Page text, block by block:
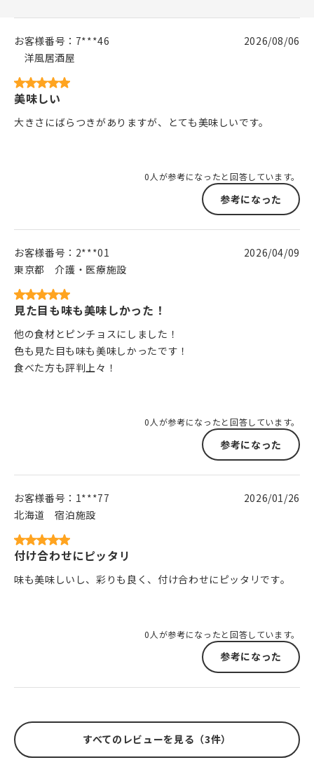
お客様番号： 7***46
洋風居酒屋
2026/08/06
美味しい
大きさにばらつきがありますが、とても美味しいです。
0人が参考になったと回答しています。
参考になった
お客様番号： 2***01
東京都
介護・医療施設
2026/04/09
見た目も味も美味しかった！
他の食材とピンチョスにしました！
色も見た目も味も美味しかったです！
食べた方も評判上々！
0人が参考になったと回答しています。
参考になった
お客様番号： 1***77
北海道
宿泊施設
2026/01/26
付け合わせにピッタリ
味も美味しいし、彩りも良く、付け合わせにピッタリです。
0人が参考になったと回答しています。
参考になった
すべてのレビューを見る（3件）